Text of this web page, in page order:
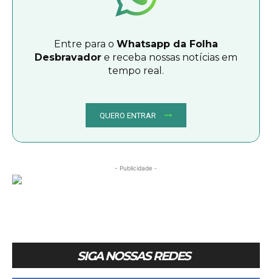
Entre para o Whatsapp da Folha
Desbravador e receba nossas notícias em
tempo real.
QUERO ENTRAR
- Publicidade -
SIGA NOSSAS REDES